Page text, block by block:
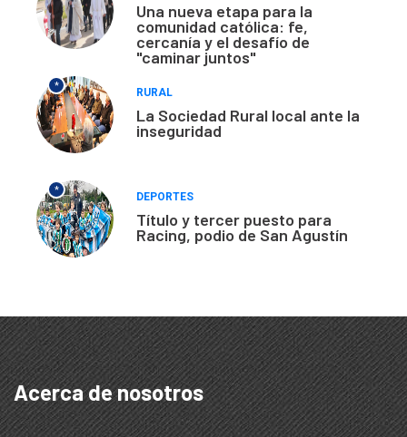
Una nueva etapa para la
comunidad católica: fe,
cercanía y el desafío de
"caminar juntos"
*
RURAL
La Sociedad Rural local ante la
inseguridad
*
DEPORTES
Título y tercer puesto para
Racing, podio de San Agustín
Acerca de nosotros